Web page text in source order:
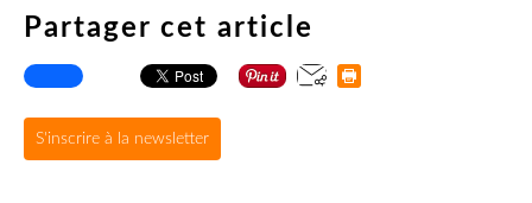
Partager cet article
S'inscrire à la newsletter